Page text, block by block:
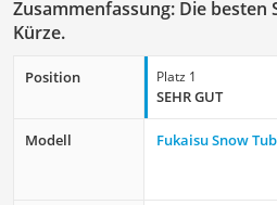
Zusammenfassung: Die besten
Kürze.
Position Platz 1
SEHR GUT
Modell Fukaisu Snow